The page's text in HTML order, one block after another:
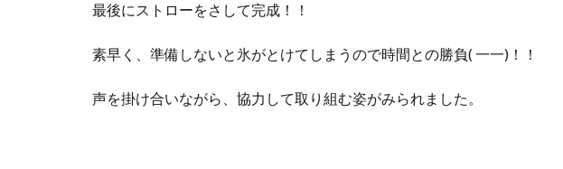
最後にストローをさして完成！！
素早く、準備しないと氷がとけてしまうので時間との勝負( 一一)！！
声を掛け合いながら、協力して取り組む姿がみられました。